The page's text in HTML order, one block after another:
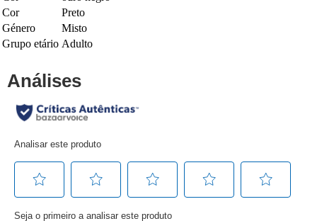
Cor
Preto
Género
Misto
Grupo etário Adulto